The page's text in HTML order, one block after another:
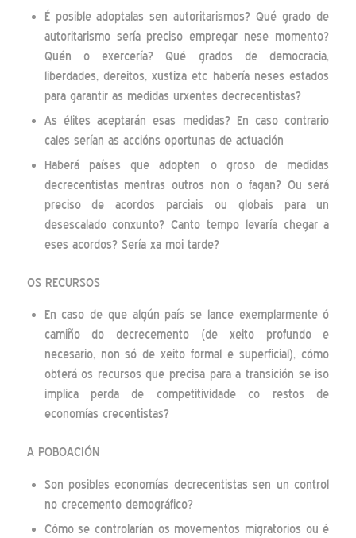
É posible adoptalas sen autoritarismos? Qué grado de
autoritarismo sería preciso empregar nese momento?
Quén o exercería? Qué grados de democracia,
liberdades, dereitos, xustiza etc habería neses estados
para garantir as medidas urxentes decrecentistas?
As élites aceptarán esas medidas? En caso contrario
cales serían as accións oportunas de actuación
Haberá países que adopten o groso de medidas
decrecentistas mentras outros non o fagan? Ou será
preciso de acordos parciais ou globais para un
desescalado conxunto? Canto tempo levaría chegar a
eses acordos? Sería xa moi tarde?
OS RECURSOS
En caso de que algún país se lance exemplarmente ó
camiño do decrecemento (de xeito profundo e
necesario, non só de xeito formal e superficial), cómo
obterá os recursos que precisa para a transición se iso
implica perda de competitividade co restos de
economías crecentistas?
A POBOACIÓN
Son posibles economías decrecentistas sen un control
no crecemento demográfico?
Cómo se controlarían os movementos migratorios ou é